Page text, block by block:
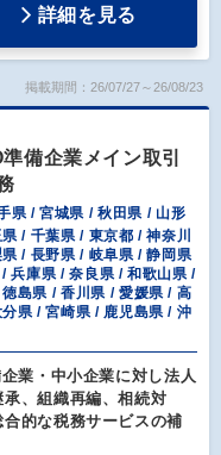
詳細を見る
掲載期間：26/07/27～26/08/23
備企業メイン取引
県 / 宮城県 / 秋田県 / 山形
/ 千葉県 / 東京都 / 神奈川
/ 長野県 / 岐阜県 / 静岡県
兵庫県 / 奈良県 / 和歌山県 /
島県 / 香川県 / 愛媛県 / 高
県 / 宮崎県 / 鹿児島県 / 沖
業・中小企業に対し法人
、組織再編、相続対
的な税務サービスの補